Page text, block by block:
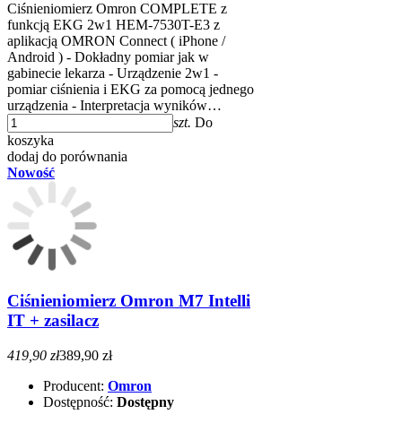
Ciśnieniomierz Omron COMPLETE z
funkcją EKG 2w1 HEM-7530T-E3 z
aplikacją OMRON Connect ( iPhone /
Android ) - Dokładny pomiar jak w
gabinecie lekarza - Urządzenie 2w1 -
pomiar ciśnienia i EKG za pomocą jednego
urządzenia - Interpretacja wyników…
szt. Do
koszyka
dodaj do porównania
Nowość
Ciśnieniomierz Omron M7 Intelli
IT + zasilacz
419,90 zł389,90 zł
Producent: Omron
Dostępność: Dostępny